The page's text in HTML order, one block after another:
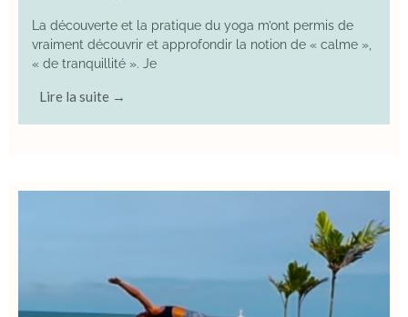
La découverte et la pratique du yoga m’ont permis de
vraiment découvrir et approfondir la notion de « calme »,
« de tranquillité ». Je
Lire la suite →